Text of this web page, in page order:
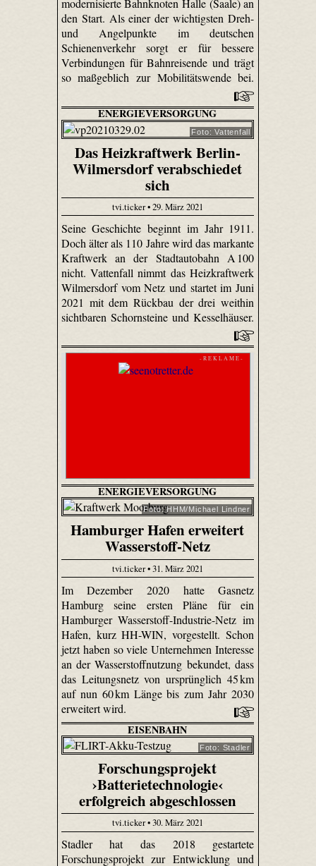
modernisierte Bahnknoten Halle (Saale) an
den Start. Als einer der wichtigsten Dreh-
und Angelpunkte im deutschen
Schienenverkehr sorgt er für bessere
Verbindungen für Bahnreisende und trägt
so maßgeblich zur Mobilitätswende bei.
ENERGIEVERSORGUNG
Foto: Vattenfall
Das Heizkraftwerk Berlin-
Wilmersdorf verabschiedet
sich
tvi.ticker • 29. März 2021
Seine Geschichte beginnt im Jahr 1911.
Doch älter als 110 Jahre wird das markante
Kraftwerk an der Stadtautobahn A 100
nicht. Vattenfall nimmt das Heizkraftwerk
Wilmersdorf vom Netz und startet im Juni
2021 mit dem Rückbau der drei weithin
sichtbaren Schornsteine und Kesselhäuser.
- R E K L A M E -
ENERGIEVERSORGUNG
Foto: HHM/Michael Lindner
Hamburger Hafen erweitert
Wasserstoff-Netz
tvi.ticker • 31. März 2021
Im Dezember 2020 hatte Gasnetz
Hamburg seine ersten Pläne für ein
Hamburger Wasserstoff-Industrie-Netz im
Hafen, kurz HH-WIN, vorgestellt. Schon
jetzt haben so viele Unternehmen Interesse
an der Wasserstoffnutzung bekundet, dass
das Leitungsnetz von ursprünglich 45 km
auf nun 60 km Länge bis zum Jahr 2030
erweitert wird.
EISENBAHN
Foto: Stadler
Forschungsprojekt
›Batterietechnologie‹
erfolgreich abgeschlossen
tvi.ticker • 30. März 2021
Stadler hat das 2018 gestartete
Forschungsprojekt zur Entwicklung und